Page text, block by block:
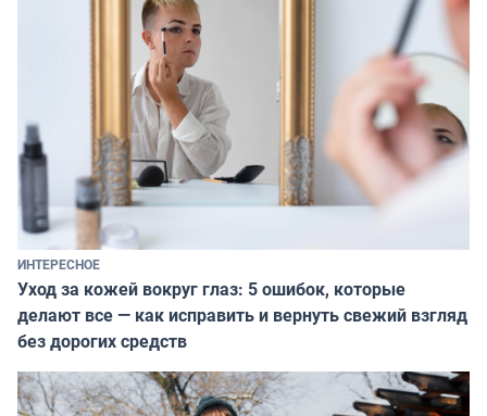
ИНТЕРЕСНОЕ
Уход за кожей вокруг глаз: 5 ошибок, которые
делают все — как исправить и вернуть свежий взгляд
без дорогих средств